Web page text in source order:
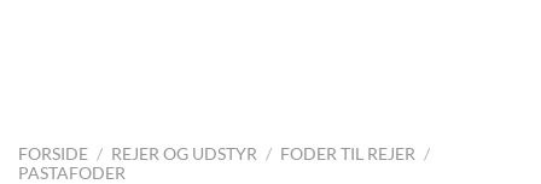
FORSIDE / REJER OG UDSTYR / FODER TIL REJER /
PASTAFODER